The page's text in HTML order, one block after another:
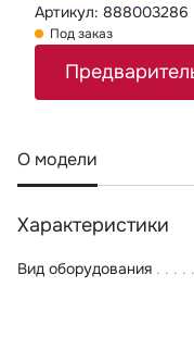
Артикул: 888003286
Под заказ
О модели
Характеристики
Вид оборудования